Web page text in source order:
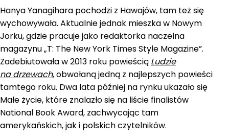
Hanya Yanagihara pochodzi z Hawajów, tam też się
wychowywała. Aktualnie jednak mieszka w Nowym
Jorku, gdzie pracuje jako redaktorka naczelna
magazynu „T: The New York Times Style Magazine”.
Zadebiutowała w 2013 roku powieścią Ludzie
na drzewach, obwołaną jedną z najlepszych powieści
tamtego roku. Dwa lata później na rynku ukazało się
Małe życie, które znalazło się na liście finalistów
National Book Award, zachwycając tam
amerykańskich, jak i polskich czytelników.